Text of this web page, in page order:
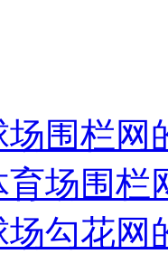
场围栏网
育场围栏
场勾花网